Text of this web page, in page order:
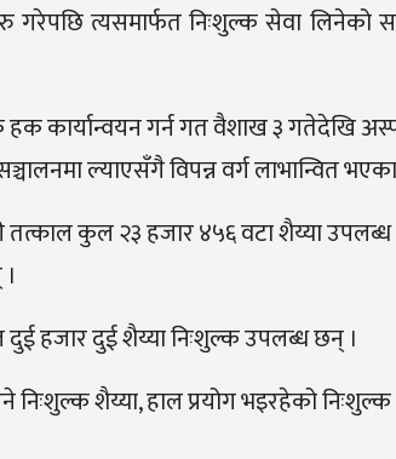
गरेपछि त्यसमार्फत निःशुल्क सेवा
हक कार्यान्वयन गर्न गत वैशाख ३ गतेदेखि
ल्याएसँगै विपन्न वर्ग लाभान्वित
तत्काल कुल २३ हजार ४५६ वटा शैय्या
हजार दुई शैय्या निःशुल्क उपलब्ध छन् ।
शैय्या, हाल प्रयोग भइरहेको निःशुल्क